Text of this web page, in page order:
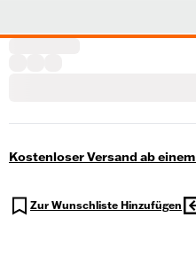
Kostenloser Versand ab
Zur Wunschliste Hinzufügen